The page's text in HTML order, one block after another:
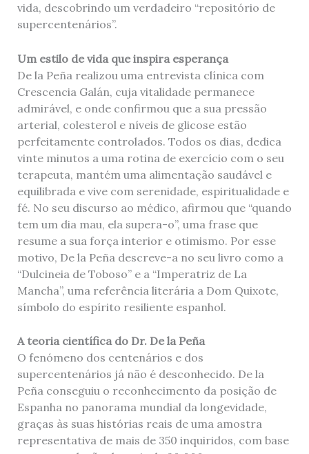
vida, descobrindo um verdadeiro “repositório de
supercentenários”.
Um estilo de vida que inspira esperança
De la Peña realizou uma entrevista clínica com
Crescencia Galán, cuja vitalidade permanece
admirável, e onde confirmou que a sua pressão
arterial, colesterol e níveis de glicose estão
perfeitamente controlados. Todos os dias, dedica
vinte minutos a uma rotina de exercício com o seu
terapeuta, mantém uma alimentação saudável e
equilibrada e vive com serenidade, espiritualidade e
fé. No seu discurso ao médico, afirmou que “quando
tem um dia mau, ela supera-o”, uma frase que
resume a sua força interior e otimismo. Por esse
motivo, De la Peña descreve-a no seu livro como a
“Dulcineia de Toboso” e a “Imperatriz de La
Mancha”, uma referência literária a Dom Quixote,
símbolo do espírito resiliente espanhol.
A teoria científica do Dr. De la Peña
O fenómeno dos centenários e dos
supercentenários já não é desconhecido. De la
Peña conseguiu o reconhecimento da posição de
Espanha no panorama mundial da longevidade,
graças às suas histórias reais de uma amostra
representativa de mais de 350 inquiridos, com base